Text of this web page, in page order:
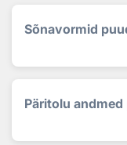
Sõnavormid
Päritolu